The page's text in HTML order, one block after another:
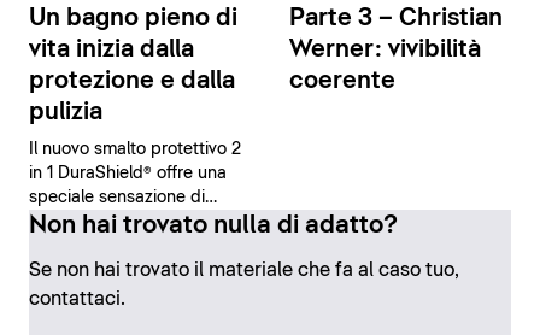
Un bagno pieno di
vita inizia dalla
protezione e dalla
pulizia
Il nuovo smalto protettivo 2
in 1 DuraShield® offre una
speciale sensazione di
sicurezza e comfort grazie
antibatteriche e alla facilità
di pulizia.
Parte 3 – Christian
Werner: vivibilità
coerente
Non hai trovato nulla di adatto?
Se non hai trovato il materiale che fa al caso tuo,
contattaci.